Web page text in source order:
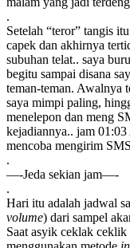
.
Setelah “teror” tangis
capek dan akhirnya
subuhan telat.. saya
begitu sampai disana
teman-teman. Awalnya
saya mimpi paling,
menelepon dan meng
kejadiannya.. jam
mencoba mengirim
.
—-Jeda sekian jam—-
.
Hari itu adalah jadwal
volume) dari sampel
Saat asyik ceklak ceklik